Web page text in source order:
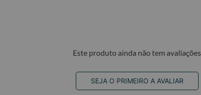
Este produto ainda não tem avaliações
SEJA O PRIMEIRO A AVALIAR